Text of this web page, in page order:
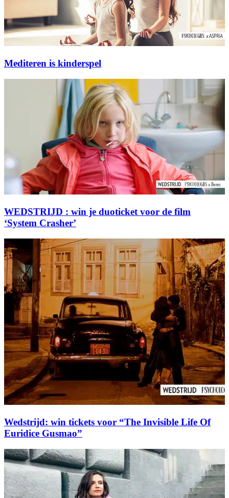
Mediteren is kinderspel
WEDSTRIJD : win je duoticket voor de film
‘System Crasher’
Wedstrijd: win tickets voor “The Invisible Life Of
Euridice Gusmao”